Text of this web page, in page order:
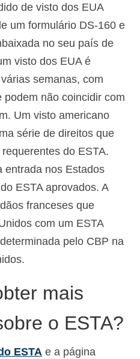
de visto dos EUA
um formulário DS-160 e
no seu país de
visto dos EUA é
semanas, com
não coincidir com
Um visto americano
série de direitos que
do ESTA.
entrada nos Estados
ESTA aprovados. A
franceses que
com um ESTA
pelo CBP na
mais
o ESTA?
ESTA e a página